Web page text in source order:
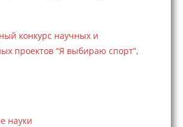
конкурс научных и
проектов “Я выбираю спорт”,
науки